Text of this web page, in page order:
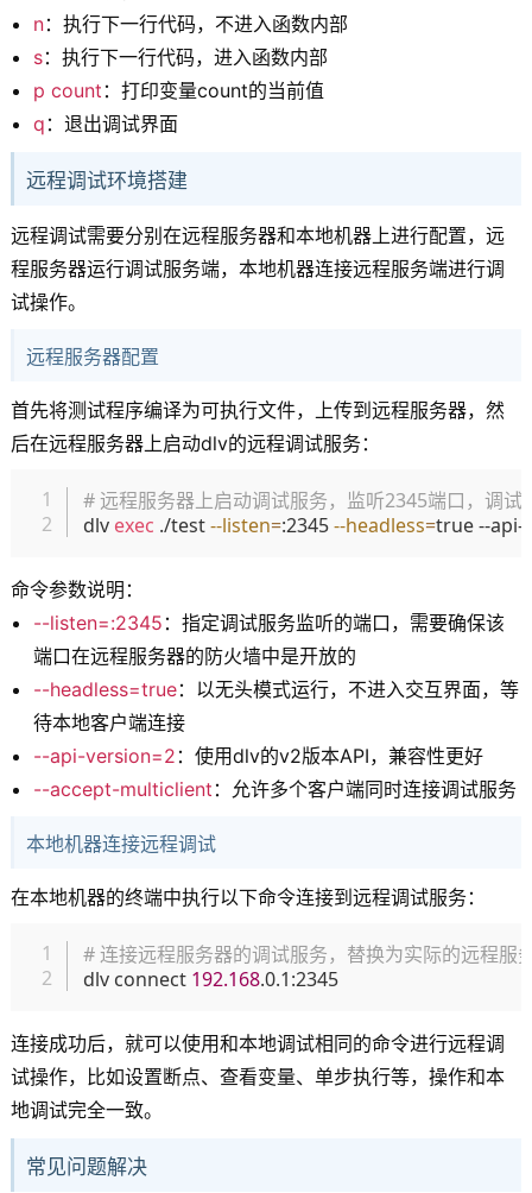
n：执行下一行代码，不进入函数内部
s：执行下一行代码，进入函数内部
p count ：打印变量count的当前值
q ：退出调试界面
远程调试环境搭建
远程调试需要分别在远程服务器和本地机器上进行配置，远
程服务器运行调试服务端，本地机器连接远程服务端进行调
试操作。
远程服务器配置
首先将测试程序编译为可执行文件，上传到远程服务器，然
后在远程服务器上启动dlv的远程调试服务：
# 远程服务器上启动调试服务，监听2345端口，调试
dlv exec ./test --listen=:2345 --headless=true --api-
复制
命令参数说明：
--listen=:2345 ：指定调试服务监听的端口，需要确保该
端口在远程服务器的防火墙中是开放的
--headless=true：以无头模式运行，不进入交互界面，等
待本地客户端连接
--api-version=2 ：使用dlv的v2版本API，兼容性更好
--accept-multiclient ：允许多个客户端同时连接调试服务
本地机器连接远程调试
在本地机器的终端中执行以下命令连接到远程调试服务：
# 连接远程服务器的调试服务，替换为实际的远程服
dlv connect 192.168 .0.1:2345
复制
连接成功后，就可以使用和本地调试相同的命令进行远程调
试操作，比如设置断点、查看变量、单步执行等，操作和本
地调试完全一致。
常见问题解决